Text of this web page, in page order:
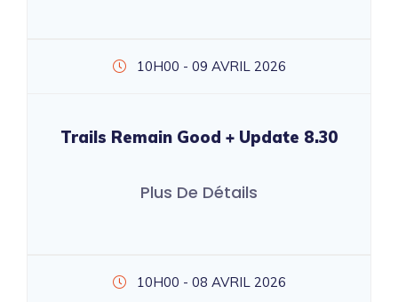
10H00 - 09 AVRIL 2026
Trails Remain Good + Update 8.30
Plus De Détails
10H00 - 08 AVRIL 2026